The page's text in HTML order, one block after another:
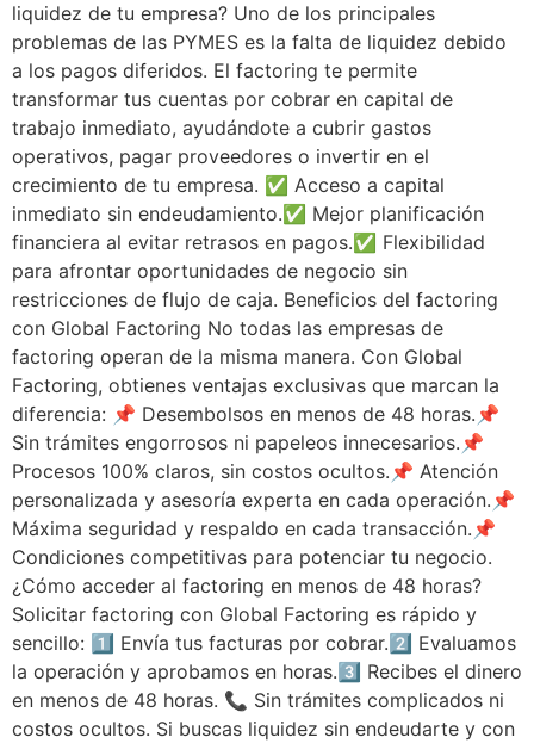
liquidez de tu empresa? Uno de los principales
problemas de las PYMES es la falta de liquidez debido
a los pagos diferidos. El factoring te permite
transformar tus cuentas por cobrar en capital de
trabajo inmediato, ayudándote a cubrir gastos
operativos, pagar proveedores o invertir en el
crecimiento de tu empresa. ✅ Acceso a capital
inmediato sin endeudamiento.✅ Mejor planificación
financiera al evitar retrasos en pagos.✅ Flexibilidad
para afrontar oportunidades de negocio sin
restricciones de flujo de caja. Beneficios del factoring
con Global Factoring No todas las empresas de
factoring operan de la misma manera. Con Global
Factoring, obtienes ventajas exclusivas que marcan la
diferencia: 📌 Desembolsos en menos de 48 horas.📌
Sin trámites engorrosos ni papeleos innecesarios.📌
Procesos 100% claros, sin costos ocultos.📌 Atención
personalizada y asesoría experta en cada operación.📌
Máxima seguridad y respaldo en cada transacción.📌
Condiciones competitivas para potenciar tu negocio.
¿Cómo acceder al factoring en menos de 48 horas?
Solicitar factoring con Global Factoring es rápido y
sencillo: 1️⃣ Envía tus facturas por cobrar.2️⃣ Evaluamos
la operación y aprobamos en horas.3️⃣ Recibes el dinero
en menos de 48 horas. 📞 Sin trámites complicados ni
costos ocultos. Si buscas liquidez sin endeudarte y con